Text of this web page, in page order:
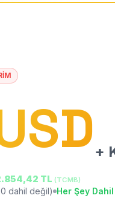
+
TL (TCMB)
dahil değil) Her Şey Dahil